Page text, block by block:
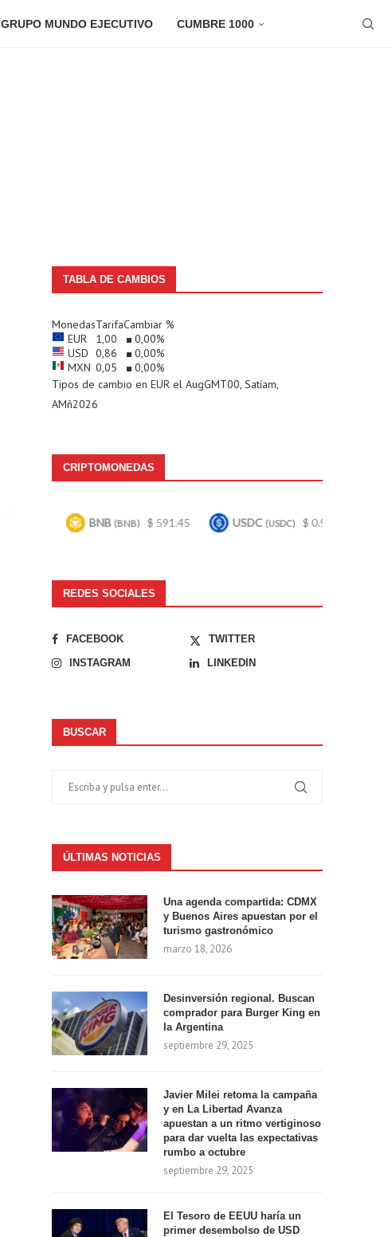
GRUPO MUNDO EJECUTIVO CUMBRE 1000
TABLA DE CAMBIOS
MonedasTarifaCambiar %
EUR
1,00 0,00%
USD 0,86 0,00%
MXN 0,05 0,00%
Tipos de cambio en EUR el AugGMT00, Satíam,
AMñ2026
CRIPTOMONEDAS
(BNB) $ 591.45 USDC (USDC) $ 0.999684
REDES SOCIALES
FACEBOOK
TWITTER
INSTAGRAM
LINKEDIN
BUSCAR
ÚLTIMAS NOTICIAS
Una agenda compartida: CDMX
y Buenos Aires apuestan por el
turismo gastronómico
marzo 18, 2026
Desinversión regional. Buscan
comprador para Burger King en
la Argentina
septiembre 29, 2025
Javier Milei retoma la campaña
y en La Libertad Avanza
apuestan a un ritmo vertiginoso
para dar vuelta las expectativas
rumbo a octubre
septiembre 29, 2025
El Tesoro de EEUU haría un
primer desembolso de USD